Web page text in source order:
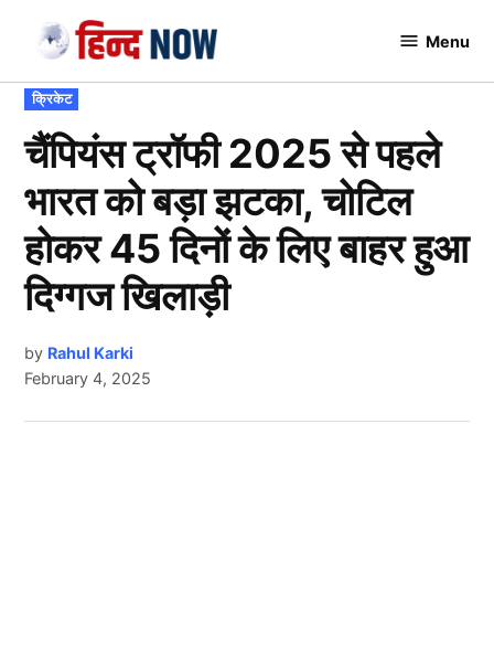
content
Menu
POSTED
IN
क्रिकेट
चैंपियंस ट्रॉफी 2025 से पहले
भारत को बड़ा झटका, चोटिल
होकर 45 दिनों के लिए बाहर हुआ
दिग्गज खिलाड़ी
by Rahul Karki
February 4, 2025